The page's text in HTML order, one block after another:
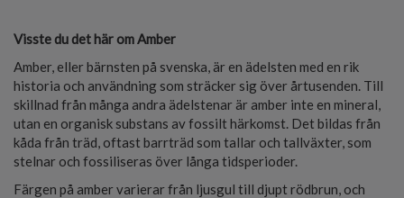
Visste du det här om Amber
Amber, eller bärnsten på svenska, är en ädelsten med en rik
historia och användning som sträcker sig över årtusenden. Till
skillnad från många andra ädelstenar är amber inte en mineral,
utan en organisk substans av fossilt härkomst. Det bildas från
kåda från träd, oftast barrträd som tallar och tallväxter, som
stelnar och fossiliseras över långa tidsperioder.
Färgen på amber varierar från ljusgul till djupt rödbrun, och